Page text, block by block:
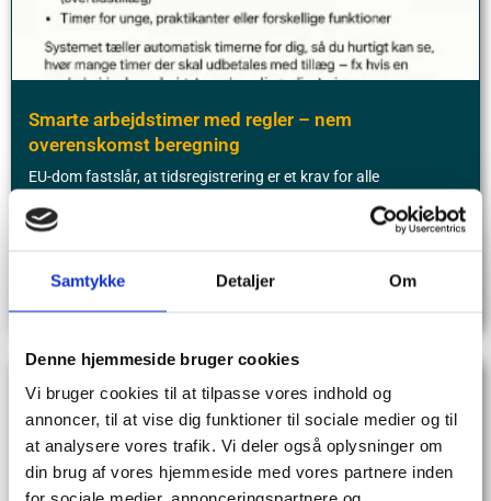
Samtykke Detaljer Om
Denne hjemmeside bruger cookies
Vi bruger cookies til at tilpasse vores indhold og
annoncer, til at vise dig funktioner til sociale medier og til
at analysere vores trafik. Vi deler også oplysninger om
din brug af vores hjemmeside med vores partnere inden
Smarte arbejdstimer med regler – nem
overenskomst beregning
EU-dom fastslår, at tidsregistrering er et krav for alle
arbejdsgivere, da de skal kunne dokumentere . . .
Emiel J. Broeders